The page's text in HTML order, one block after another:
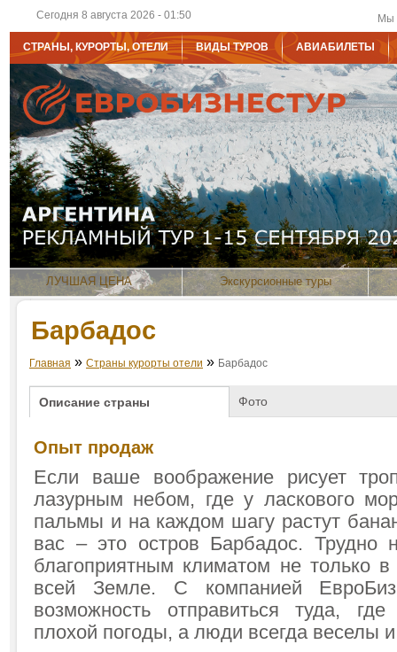
Сегодня 8 августа 2026 - 01:50 Мы
СТРАНЫ, КУРОРТЫ, ОТЕЛИ ВИДЫ ТУРОВ АВИАБИЛЕТЫ
ЛУЧШАЯ ЦЕНА Экскурсионные туры
Барбадос
Главная » Страны курорты отели » Барбадос
Описание страны Фото
Опыт продаж
Если ваше воображение рисует
лазурным небом, где у ласкового
пальмы и на каждом шагу растут
вас – это остров Барбадос. Трудно
благоприятным климатом не только
всей Земле. С компанией
возможность отправиться туда,
плохой погоды, а люди всегда веселы